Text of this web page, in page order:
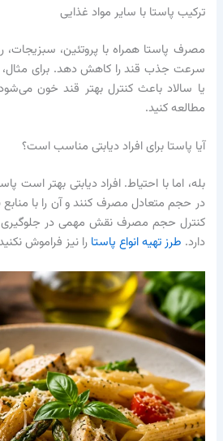
ترکیب پاستا با سایر مواد غذایی
مصرف پاستا همراه با پروتئین، سبزیجات،
سرعت جذب قند را کاهش دهد. برای مثال،
یا سالاد باعث کنترل بهتر قند خون
مطالعه کنید.
آیا پاستا برای افراد دیابتی مناسب است؟
بله، اما با احتیاط. افراد دیابتی بهتر است
در حجم متعادل مصرف کنند و آن را با منابع
کنترل حجم مصرف نقش مهمی در جلوگیری
دارد. طرز تهیه انواع پاستا را نیز فراموش